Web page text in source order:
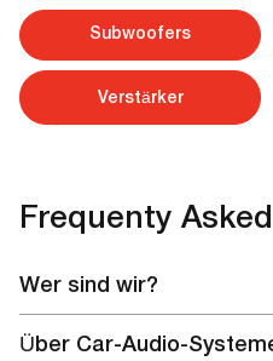
Subwoofers
Verstärker
Frequenty
Wer sind wir?
Online-Shop der Marke Pride
Über Car-Audio-